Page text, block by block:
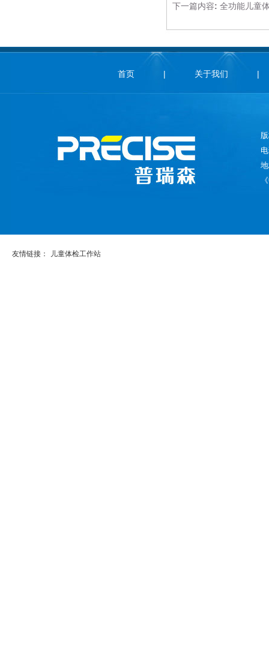
下一篇内容: 全功能儿童
首页 | 关于我们 |
友情链接： 儿童体检工作站